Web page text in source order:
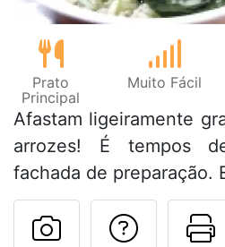
Prato
Principal
Muito Fácil
Afastam ligeiramente
arrozes! É tempos
fachada de preparação.